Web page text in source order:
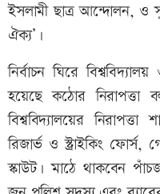
ইসলামী ছাত্র আন্দোলন, ও
ঐক্য’।
নির্বাচন ঘিরে
হয়েছে কঠোর নিরাপত্তা
বিশ্ববিদ্যালয়ের
রিজার্ভ ও স্ট্রাইকিং ফোর্স,
স্কাউট। মাঠে থাকবেন